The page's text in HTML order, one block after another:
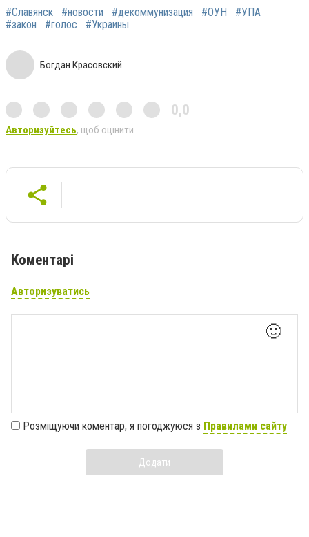
#Славянск #новости #декоммунизация #ОУН
#УПА
#закон
#голос #Украины
Богдан Красовский
0,0
Авторизуйтесь, щоб оцінити
Коментарі
Авторизуватись
🙂
Розміщуючи коментар, я погоджуюся з Правилами сайту
Додати